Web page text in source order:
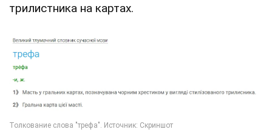
трилистника на картах.